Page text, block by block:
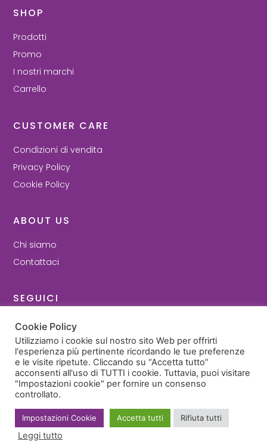
SHOP
Prodotti
Promo
I nostri marchi
Carrello
CUSTOMER CARE
Condizioni di vendita
Privacy Policy
Cookie Policy
ABOUT US
Chi siamo
Contattaci
SEGUICI
Facebook
Instagram
© 2022 - Cartilly di Ilenia Guidi - P. Iva 03693371209
Visa
Sito realizzato da BeW Business World Snc
Cookie Policy
Utilizziamo i cookie sul nostro sito Web per offrirti
l'esperienza più pertinente ricordando le tue preferenze
e le visite ripetute. Cliccando su “Accetta tutto”
acconsenti all'uso di TUTTI i cookie. Tuttavia, puoi visitare
"Impostazioni cookie" per fornire un consenso
controllato.
Impostazioni Cookie Accetta tutti Rifiuta tutti
Leggi tutto